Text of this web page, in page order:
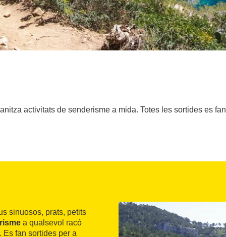
activitats de senderisme a mida. Totes les sortides es
sinuosos, prats, petits
a qualsevol racó
Es fan sortides per a